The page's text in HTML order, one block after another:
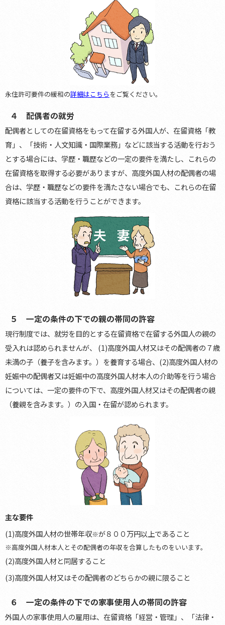
永住許可要件の緩和の詳細はこちら をご覧ください。
４ 配偶者の就労
配偶者としての在留資格をもって在留する外国人が、在留資格「教
育」、「技術・人文知識・国際業務」などに該当する活動を行おう
とする場合には、学歴・職歴などの一定の要件を満たし、これらの
在留資格を取得する必要がありますが、高度外国人材の配偶者の場
合は、学歴・職歴などの要件を満たさない場合でも、これらの在留
資格に該当する活動を行うことができます。
５ 一定の条件の下での親の帯同の許容
現行制度では、就労を目的とする在留資格で在留する外国人の親の
受入れは認められませんが、 (1)高度外国人材又はその配偶者の７歳
未満の子（養子を含みます。）を養育する場合、(2)高度外国人材の
妊娠中の配偶者又は妊娠中の高度外国人材本人の介助等を行う場合
については、一定の要件の下で、高度外国人材又はその配偶者の親
（養親を含みます。）の入国・在留が認められます。
主な要件
(1)高度外国人材の世帯年収※が８００万円以上であること
※高度外国人材本人とその配偶者の年収を合算したものをいいます。
(2)高度外国人材と同居すること
(3)高度外国人材又はその配偶者のどちらかの親に限ること
６ 一定の条件の下での家事使用人の帯同の許容
外国人の家事使用人の雇用は、在留資格「経営・管理」、「法律・